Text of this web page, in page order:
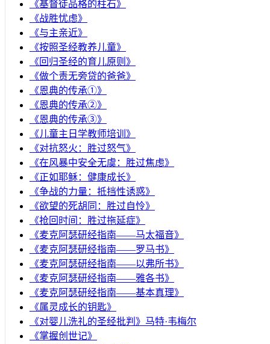
《基督徒品格的柱石》
《战胜忧虑》
《与主亲近》
《按照圣经教养儿童》
《回归圣经的育儿原则》
《做个责无旁贷的爸爸》
《恩典的传承①》
《恩典的传承②》
《恩典的传承③》
《儿童主日学教师培训》
《对抗怒火：胜过怒气》
《在风暴中安全无虞：胜过焦虑》
《正如耶稣：健康成长》
《争战的力量：抵挡性诱惑》
《欲望的死胡同：胜过自怜》
《抢回时间：胜过拖延症》
《麦克阿瑟研经指南——马太福音》
《麦克阿瑟研经指南——罗马书》
《麦克阿瑟研经指南——以弗所书》
《麦克阿瑟研经指南——雅各书》
《麦克阿瑟研经指南——基本真理》
《属灵成长的钥匙》
《对婴儿洗礼的圣经批判》马特·韦梅尔
《掌握创世记》